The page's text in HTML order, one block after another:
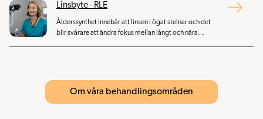
ögat för att få sjukdomen att stanna upp.
Linsbyte - RLE
Ålderssynthet innebär att linsen i ögat stelnar och det
blir svårare att ändra fokus mellan långt och nära
Om våra behandlingsområden